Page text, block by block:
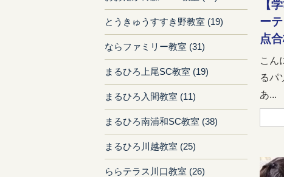
【
ー
点合
こん
るパ
あ...
とうきゅうすすき野教室 (19)
ならファミリー教室 (31)
まるひろ上尾SC教室 (19)
まるひろ入間教室 (11)
まるひろ南浦和SC教室 (38)
まるひろ川越教室 (25)
ららテラス川口教室 (26)